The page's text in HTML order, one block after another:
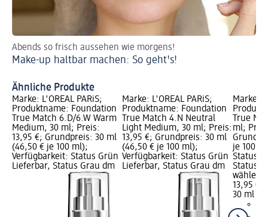
Abends so frisch aussehen wie morgens!
Make-up haltbar machen: So geht's!
Ähnliche Produkte
Marke: L'ORÉAL PARiS;
Produktname: Foundation
True Match 6.D/6.W Warm
Medium, 30 ml; Preis:
13,95 €; Grundpreis: 30 ml
(46,50 € je 100 ml);
Verfügbarkeit: Status Grün
Lieferbar, Status Grau dm
Marke: L'ORÉAL PARiS;
Produktname: Foundation
True Match 4.N Neutral
Light Medium, 30 ml; Preis:
13,95 €; Grundpreis: 30 ml
(46,50 € je 100 ml);
Verfügbarkeit: Status Grün
Lieferbar, Status Grau dm
Marke:
True
ml;
je 100
Status
Status
wählen
13,95 €
30 ml